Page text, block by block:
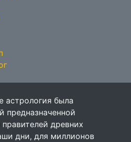
астрология была
предназначенной
древних
дни, для миллионов